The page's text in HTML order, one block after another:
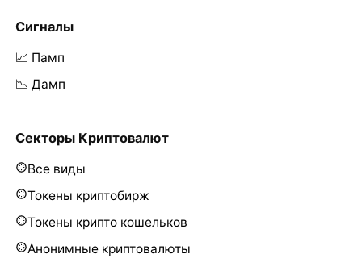
Сигналы
📈 Памп
📉 Дамп
Секторы Криптовалют
Все виды
Токены криптобирж
Токены крипто кошельков
Анонимные криптовалюты